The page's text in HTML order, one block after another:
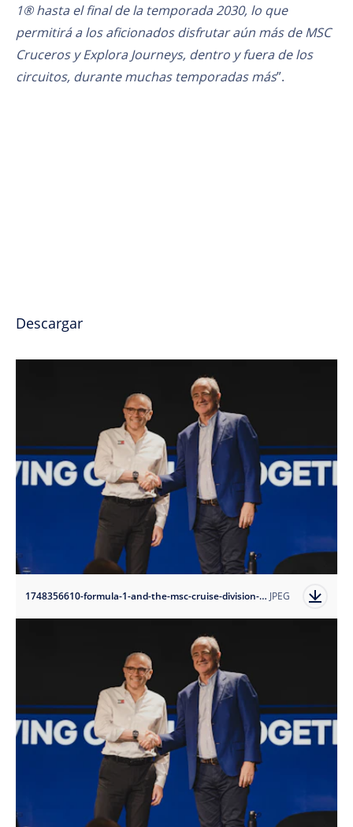
1® hasta el final de la temporada 2030, lo que
permitirá a los aficionados disfrutar aún más de MSC
Cruceros y Explora Journeys, dentro y fuera de los
circuitos, durante muchas temporadas más”.
Descargar
1748356610-formula-1-and-the-msc-cruise-division-extend-global-partnership-to-2030?auto=format JPEG